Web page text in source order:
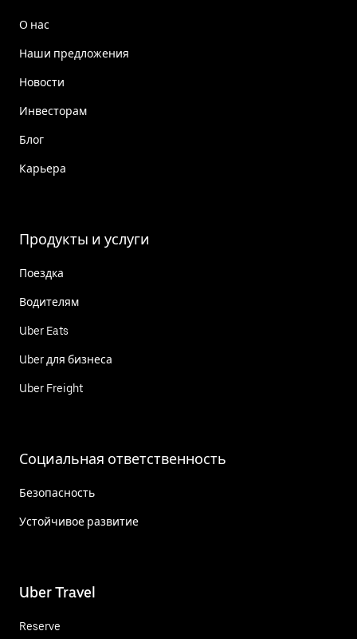
О нас
Наши предложения
Новости
Инвесторам
Блог
Карьера
Продукты и услуги
Поездка
Водителям
Uber Eats
Uber для бизнеса
Uber Freight
Социальная ответственность
Безопасность
Устойчивое развитие
Uber Travel
Reserve